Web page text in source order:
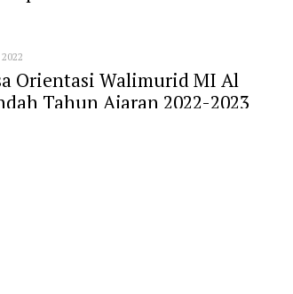
Orientasi Walimurid MI Al
Tahun Ajaran 2022-2023